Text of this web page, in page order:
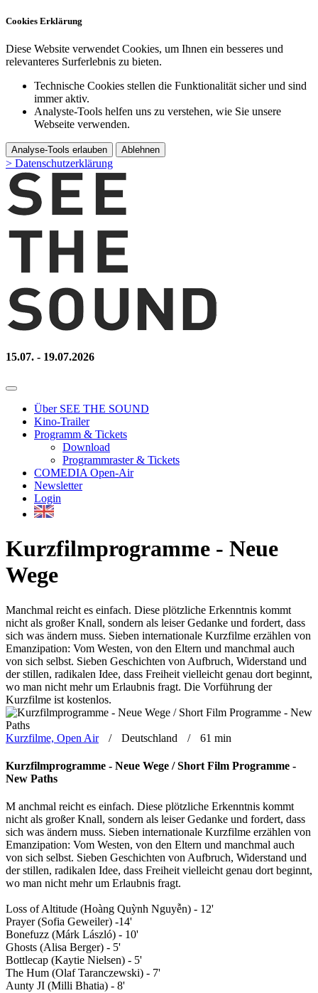
Cookies Erklärung
Diese Website verwendet Cookies, um Ihnen ein besseres und
relevanteres Surferlebnis zu bieten.
Technische Cookies stellen die Funktionalität sicher und sind
immer aktiv.
Analyste-Tools helfen uns zu verstehen, wie Sie unsere
Webseite verwenden.
Analyse-Tools erlauben Ablehnen
> Datenschutzerklärung
15.07. - 19.07.2026
Über SEE THE SOUND
Kino-Trailer
Programm & Tickets
Download
Programmraster & Tickets
COMEDIA Open-Air
Newsletter
Login
Kurzfilmprogramme - Neue
Wege
Manchmal reicht es einfach. Diese plötzliche Erkenntnis kommt
nicht als großer Knall, sondern als leiser Gedanke und fordert, dass
sich was ändern muss. Sieben internationale Kurzfilme erzählen von
Emanzipation: Vom Westen, von den Eltern und manchmal auch
von sich selbst. Sieben Geschichten von Aufbruch, Widerstand und
der stillen, radikalen Idee, dass Freiheit vielleicht genau dort beginnt,
wo man nicht mehr um Erlaubnis fragt. Die Vorführung der
Kurzfilme ist kostenlos.
Kurzfilme, Open Air Deutschland 61 min
Kurzfilmprogramme - Neue Wege / Short Film Programme -
New Paths
M anchmal reicht es einfach. Diese plötzliche Erkenntnis kommt
nicht als großer Knall, sondern als leiser Gedanke und fordert, dass
sich was ändern muss. Sieben internationale Kurzfilme erzählen von
Emanzipation: Vom Westen, von den Eltern und manchmal auch
von sich selbst. Sieben Geschichten von Aufbruch, Widerstand und
der stillen, radikalen Idee, dass Freiheit vielleicht genau dort beginnt,
wo man nicht mehr um Erlaubnis fragt.
Loss of Altitude (Hoàng Quỳnh Nguyễn) - 12'
Prayer (Sofia Geweiler) -14'
Bonefuzz (Márk László) - 10'
Ghosts (Alisa Berger) - 5'
Bottlecap (Kaytie Nielsen) - 5'
The Hum (Olaf Taranczewski) - 7'
Aunty JI (Milli Bhatia) - 8'